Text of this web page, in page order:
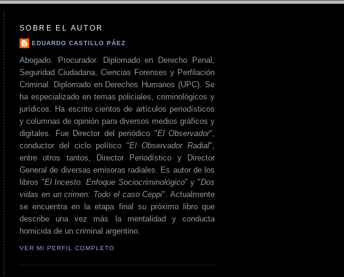
SOBRE EL AUTOR
EDUARDO CASTILLO PÁEZ
Abogado. Procurador. Diplomado en Derecho Penal,
Seguridad Ciudadana, Ciencias Forenses y Perfilación
Criminal. Diplomado en Derechos Humanos (UPC). Se
ha especializado en temas policiales, criminológicos y
jurídicos. Ha escrito cientos de artículos periodísticos
y columnas de opinión para diversos medios gráficos y
digitales. Fue Director del periódico "El Observador",
conductor del ciclo político "El Observador Radial",
entre otros tantos, Director Periodístico y Director
General de diversas emisoras radiales. Es autor de los
libros "El Incesto. Enfoque Sociocriminológico" y "Dos
vidas en un crimen: Todo el caso Ceppi". Actualmente
se encuentra en la etapa final su próximo libro que
describe una vez más la mentalidad y conducta
homicida de un criminal argentino.
VER MI PERFIL COMPLETO